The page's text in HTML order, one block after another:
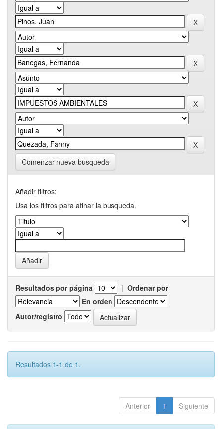
Comenzar nueva busqueda
Añadir filtros:
Usa los filtros para afinar la busqueda.
Resultados por página | Ordenar por
En orden
Autor/registro
Resultados 1-1 de 1.
Anterior 1 Siguiente